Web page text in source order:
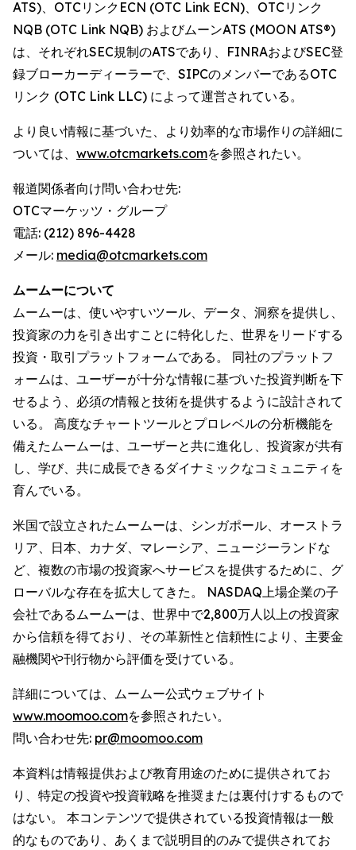
ATS)、OTCリンクECN (OTC Link ECN)、OTCリンク
NQB (OTC Link NQB) およびムーンATS (MOON ATS®)
は、それぞれSEC規制のATSであり、FINRAおよびSEC登
録ブローカーディーラーで、SIPCのメンバーであるOTC
リンク (OTC Link LLC) によって運営されている。
より良い情報に基づいた、より効率的な市場作りの詳細に
ついては、 www.otcmarkets.comを参照されたい。
報道関係者向け問い合わせ先:
OTCマーケッツ・グループ
電話: (212) 896-4428
メール: media@otcmarkets.com
ムームーについて
ムームーは、使いやすいツール、データ、洞察を提供し、
投資家の力を引き出すことに特化した、世界をリードする
投資・取引プラットフォームである。 同社のプラットフ
ォームは、ユーザーが十分な情報に基づいた投資判断を下
せるよう、必須の情報と技術を提供するように設計されて
いる。 高度なチャートツールとプロレベルの分析機能を
備えたムームーは、ユーザーと共に進化し、投資家が共有
し、学び、共に成長できるダイナミックなコミュニティを
育んでいる。
米国で設立されたムームーは、シンガポール、オーストラ
リア、日本、カナダ、マレーシア、ニュージーランドな
ど、複数の市場の投資家へサービスを提供するために、グ
ローバルな存在を拡大してきた。 NASDAQ上場企業の子
会社であるムームーは、世界中で2,800万人以上の投資家
から信頼を得ており、その革新性と信頼性により、主要金
融機関や刊行物から評価を受けている。
詳細については、ムームー公式ウェブサイト
www.moomoo.comを参照されたい。
問い合わせ先: pr@moomoo.com
本資料は情報提供および教育用途のために提供されてお
り、特定の投資や投資戦略を推奨または裏付けするもので
はない。 本コンテンツで提供されている投資情報は一般
的なものであり、あくまで説明目的のみで提供されてお